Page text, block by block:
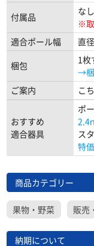
付属品
なし
※取
適合ポール幅
直
梱包
1枚
→梱
ご案内
こ
おすすめ
適合器具
ポ
2.4
ス
特
商品カテゴリー
果物・野菜 販売
納期について